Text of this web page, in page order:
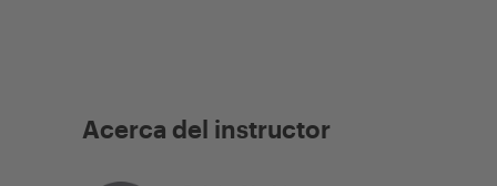
Acerca del instructor